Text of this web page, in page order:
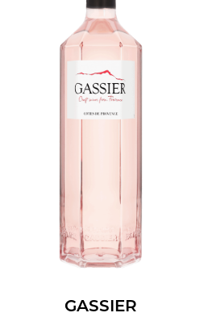
GASSIER